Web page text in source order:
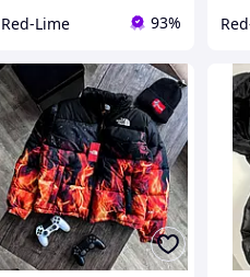
Red-Lime 93%